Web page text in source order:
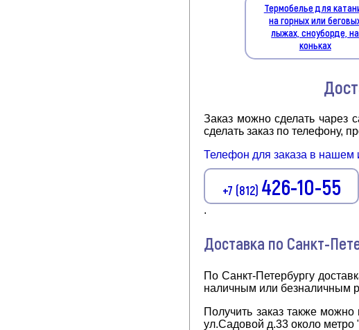
Термобелье для
на горных или
лыжах, сноуборде, на
коньках
Заказ можно сделать чарез
сделать заказ по телефону,
Телефон для заказа в нашем
+7 (812) 426-10-55
.
Доставка по Санкт-
По Санкт-Петербургу
наличным или безналичным
Получить заказ также
ул.Садовой д.33 около